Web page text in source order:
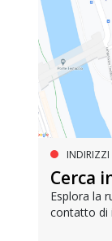
INDIRIZZI
Cerca
Esplora la
contatto di